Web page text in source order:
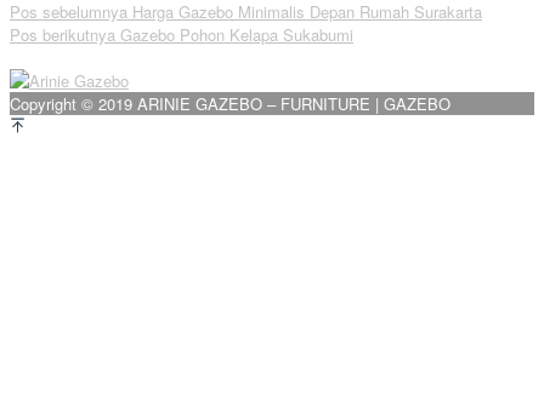
Navigasi
pos
Pos sebelumnya Harga Gazebo Minimalis Depan Rumah Surakarta
Pos berikutnya Gazebo Pohon Kelapa Sukabumi
Copyright © 2019 ARINIE GAZEBO – FURNITURE | GAZEBO